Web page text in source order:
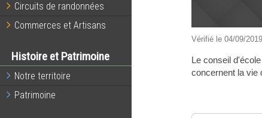
Circuits de randonnées
Commerces et Artisans
Histoire et Patrimoine
Notre territoire
Patrimoine
Vérifié le 04/09/
Le conseil
concernent la vie